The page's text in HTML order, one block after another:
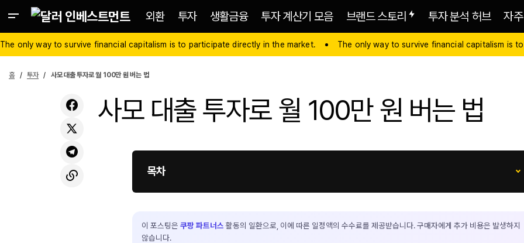
외환 투자 생활금융 투자 계산기 모음 브랜드 스토리 투자 분석 허브 자
The only way to survive financial capitalism is to participate directly in the market. The only way to survive financial capitalism is
홈 투자 사모 대출 투자로 월 100만 원 버는 법
사모 대출 투자로 월 100만 원 버는 법
목차
이 포스팅은 쿠팡 파트너스 활동의 일환으로, 이에 따른 일정액의 수수료를 제공받습니다. 구매자에게 추가 비용은 발생하지
않습니다.